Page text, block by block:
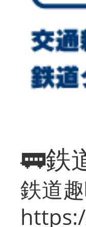
🚃鉄
鉄道